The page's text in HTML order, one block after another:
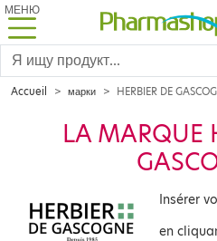
МЕНЮ
Accueil марки HERBIER DE
LA MARQUE
Insérer
en